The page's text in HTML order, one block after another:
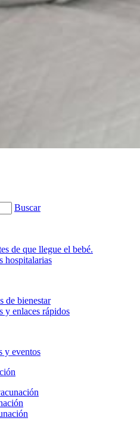
Buscar
de que llegue el bebé.
hospitalarias
de bienestar
y enlaces rápidos
y eventos